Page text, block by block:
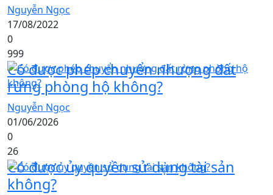
Nguyễn Ngọc
17/08/2022
0
999
Có được phép chuyển nhượng đất
rừng phòng hộ không?
Nguyễn Ngọc
01/06/2026
0
26
Có được ủy quyền sử dụng tài sản
không?